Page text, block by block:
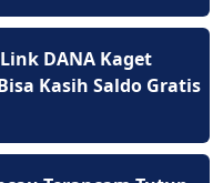
DANA Kaget
Kasih Saldo Gratis